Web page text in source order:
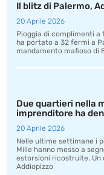
Il blitz di Palermo,
20 Aprile 2026
Pioggia di complimenti a
ha portato a 32 fermi a
mandamento mafioso di
Due quartieri nella
imprenditore ha
20 Aprile 2026
Nelle ultime settimane i
Mille hanno messo a
estorsioni ricostruite. Un
Addiopizzo